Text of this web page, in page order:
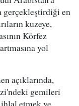
gerçekleştirdiği en
kuzeye,
Körfez
yol
açıklarında,
gemileri
ihlal etmek ve